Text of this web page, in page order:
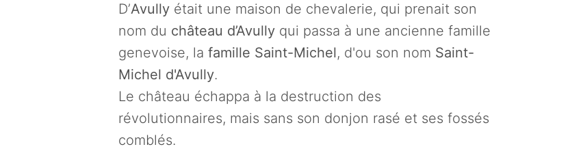
D’Avully était une maison de chevalerie, qui prenait son
nom du château d’Avully qui passa à une ancienne famille
genevoise, la famille Saint-Michel, d'ou son nom Saint-
Michel d'Avully.
Le château échappa à la destruction des
révolutionnaires, mais sans son donjon rasé et ses fossés
comblés.